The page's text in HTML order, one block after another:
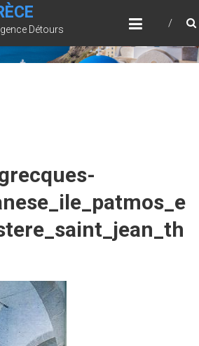
Détours